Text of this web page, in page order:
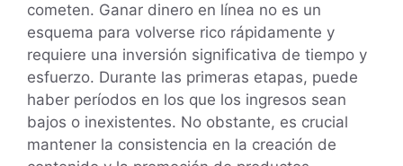
cometen. Ganar dinero en línea no es un
esquema para volverse rico rápidamente y
requiere una inversión significativa de tiempo y
esfuerzo. Durante las primeras etapas, puede
haber períodos en los que los ingresos sean
bajos o inexistentes. No obstante, es crucial
mantener la consistencia en la creación de